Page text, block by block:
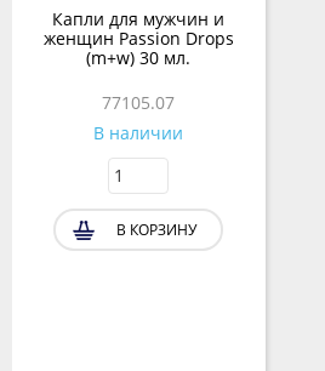
Капли для мужчин и
женщин Passion Drops
(m+w) 30 мл.
77105.07
В наличии
В КОРЗИНУ